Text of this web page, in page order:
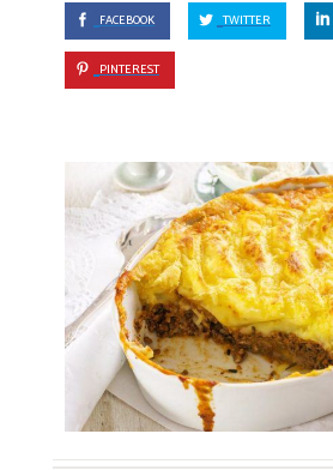
FACEBOOK TWITTER
PINTEREST